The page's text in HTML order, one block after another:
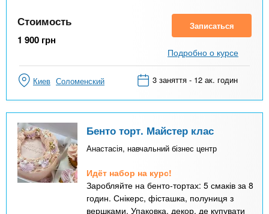
Стоимость
1 900 грн
Записаться
Подробно о курсе
Киев Соломенский 3 заняття - 12 ак. годин
Бенто торт. Майстер клас
Анастасія, навчальний бізнес центр
Идёт набор на курс!
Заробляйте на бенто-тортах: 5 смаків за 8
годин. Снікерс, фісташка, полуниця з
вершками. Упаковка, декор, де купувати